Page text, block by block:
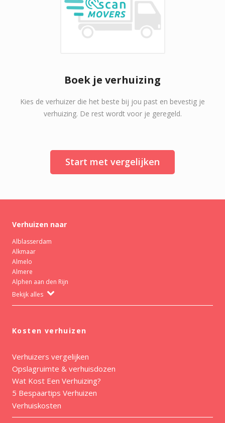
Boek je verhuizing
Kies de verhuizer die het beste bij jou past en bevestig je
verhuizing. De rest wordt voor je geregeld.
Start met vergelijken
Verhuizen naar
Alblasserdam
Alkmaar
Almelo
Almere
Alphen aan den Rijn
Bekijk alles
Kosten verhuizen
Verhuizers vergelijken
Opslagruimte & verhuisdozen
Wat Kost Een Verhuizing?
5 Bespaartips Verhuizen
Verhuiskosten